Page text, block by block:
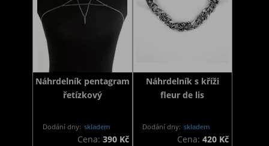
Náhrdelník pentagram
řetízkový
Dodání dny: skladem
Cena: 390 Kč
Náhrdelník s kříži
fleur de lis
Dodání dny: skladem
Cena:420 Kč